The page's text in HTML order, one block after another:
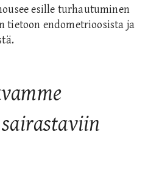
esille turhautuminen
tietoon endometrioosista ja